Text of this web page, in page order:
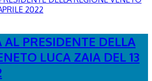
AL PRESIDENTE DELLA
LUCA ZAIA DEL 13